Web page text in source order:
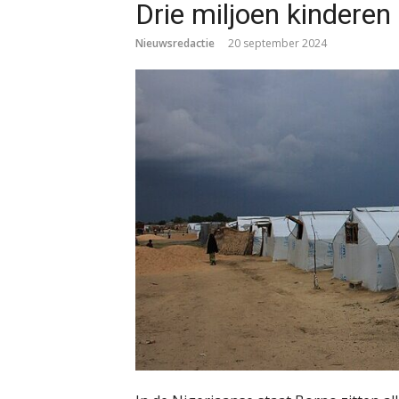
Drie miljoen
Nieuwsredactie 20 september 2024